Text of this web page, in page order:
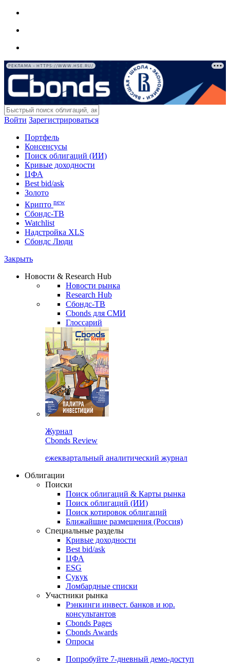
РЕКЛАМА • HTTPS://WWW.HSE.RU/
Войти Зарегистрироваться
Портфель
Консенсусы
Поиск облигаций (ИИ)
Кривые доходности
ЦФА
Best bid/ask
Золото
Крипто new
Сбондс-ТВ
Watchlist
Надстройка XLS
Сбондс Люди
Закрыть
Новости & Research Hub
Новости рынка
Research Hub
Сбондс-ТВ
Cbonds для СМИ
Глоссарий
Журнал
Cbonds Review
ежеквартальный аналитический журнал
Облигации
Поиски
Поиск облигаций & Карты рынка
Поиск облигаций (ИИ)
Поиск котировок облигаций
Ближайшие размещения (Россия)
Специальные разделы
Кривые доходности
Best bid/ask
ЦФА
ESG
Сукук
Ломбардные списки
Участники рынка
Рэнкинги инвест. банков и юр.
консультантов
Cbonds Pages
Cbonds Awards
Опросы
Попробуйте 7-дневный демо-доступ